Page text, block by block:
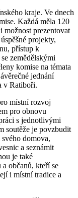
kraje. Ve dnech
Každá měla 120
možnost prezentovat
projekty,
přístup k
zemědělskými
komise na témata
jednání
v Ratiboři.
místní rozvoj
pro obnovu
s jednotlivými
soutěže je povzbudit
domova,
a seznámit
je také
občanů, kteří se
i místní tradice a